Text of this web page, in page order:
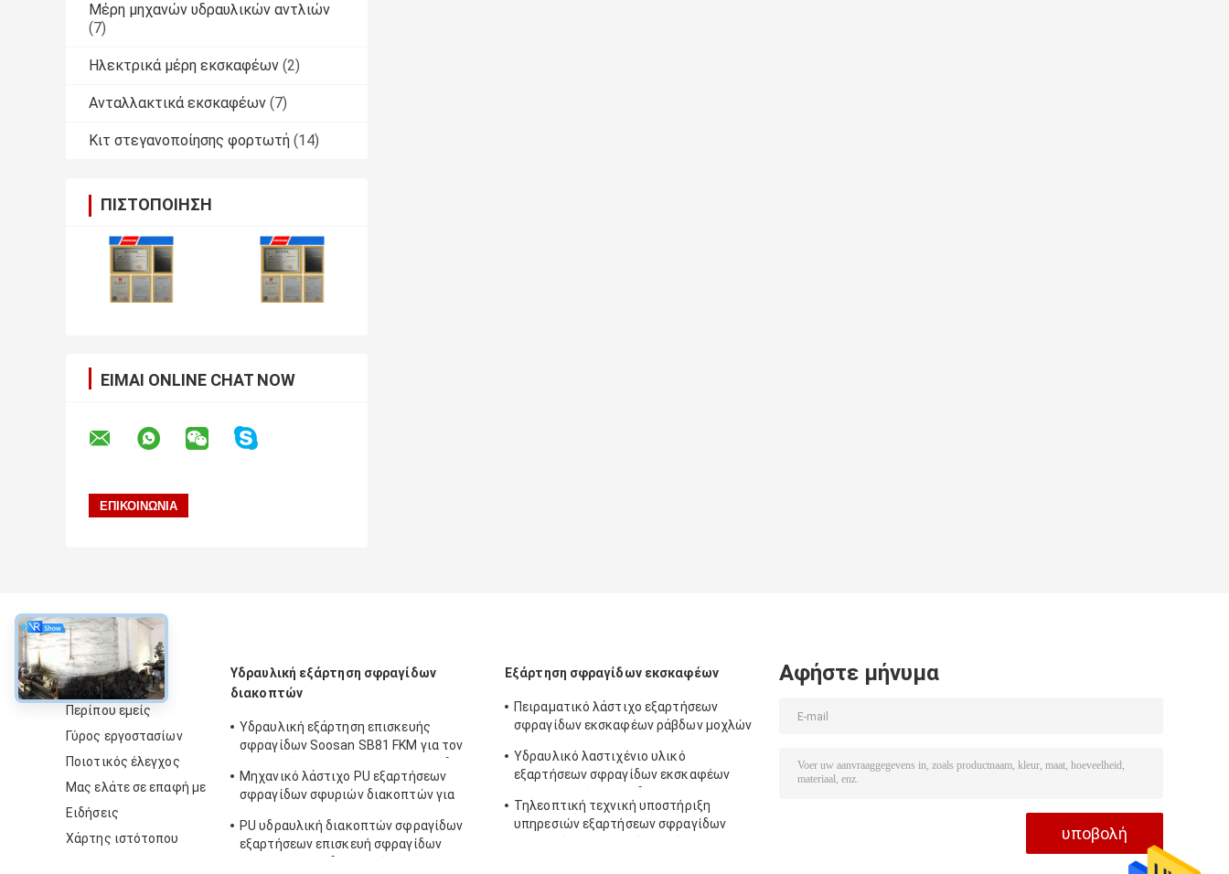
Μέρη μηχανών υδραυλικών αντλιών
(7)
Ηλεκτρικά μέρη εκσκαφέων (2)
Ανταλλακτικά εκσκαφέων (7)
Κιτ στεγανοποίησης φορτωτή (14)
ΠΙΣΤΟΠΟΊΗΣΗ
ΕΊΜΑΙ ONLINE CHAT NOW
περίπου
Περίπου εμείς
Γύρος εργοστασίων
Ποιοτικός έλεγχος
Μας ελάτε σε επαφή με
Ειδήσεις
Χάρτης ιστότοπου
Υδραυλική εξάρτηση σφραγίδων
διακοπτών
Υδραυλική εξάρτηση επισκευής
σφραγίδων Soosan SB81 FKM για τον
Μηχανικό λάστιχο PU εξαρτήσεων
σφραγίδων σφυριών διακοπτών για
PU υδραυλική διακοπτών σφραγίδων
εξαρτήσεων επισκευή σφραγίδων
Εξάρτηση σφραγίδων εκσκαφέων
Πειραματικό λάστιχο εξαρτήσεων
σφραγίδων εκσκαφέων ράβδων μοχλών
Υδραυλικό λαστιχένιο υλικό
εξαρτήσεων σφραγίδων εκσκαφέων
Τηλεοπτική τεχνική υποστήριξη
υπηρεσιών εξαρτήσεων σφραγίδων
Αφήστε μήνυμα